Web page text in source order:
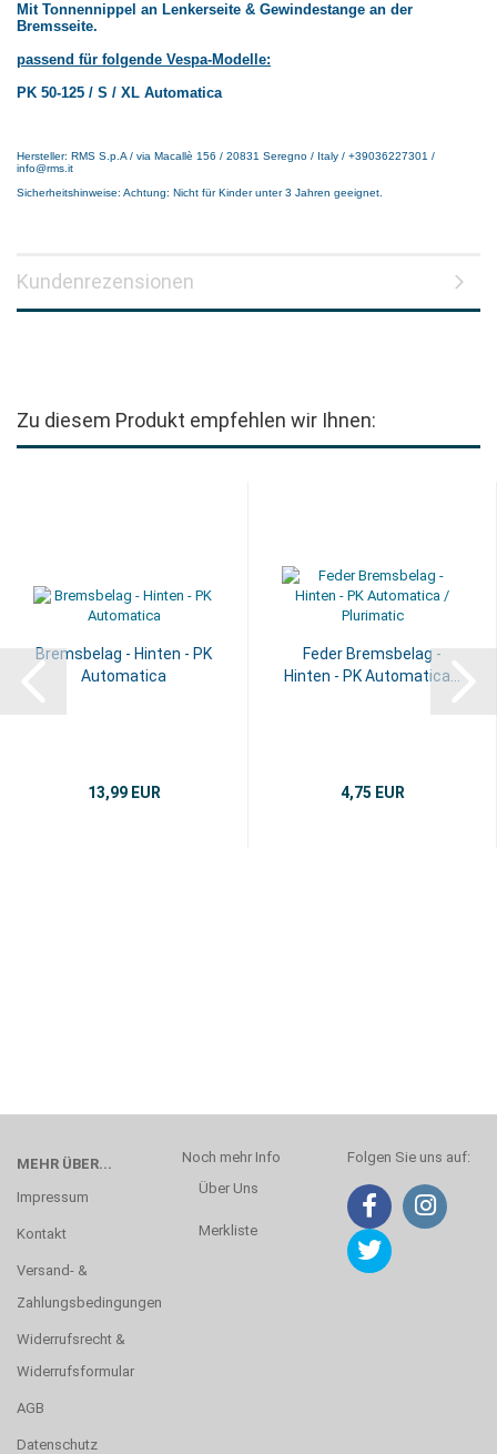
Mit Tonnennippel an Lenkerseite & Gewindestange an der
Bremsseite.
passend für folgende Vespa-Modelle:
PK 50-125 / S / XL Automatica
Hersteller: RMS S.p.A / via Macallè 156 / 20831 Seregno / Italy / +39036227301 /
info@rms.it
Sicherheitshinweise: Achtung: Nicht für Kinder unter 3 Jahren geeignet.
Kundenrezensionen
Zu diesem Produkt empfehlen wir Ihnen:
Bremsbelag - Hinten - PK
Automatica
13,99 EUR
Feder Bremsbelag -
Hinten - PK Automatica...
4,75 EUR
MEHR ÜBER...
Impressum
Kontakt
Versand- &
Zahlungsbedingungen
Widerrufsrecht &
Widerrufsformular
AGB
Datenschutz
Noch mehr Info
Über Uns
Merkliste
Folgen Sie uns auf: